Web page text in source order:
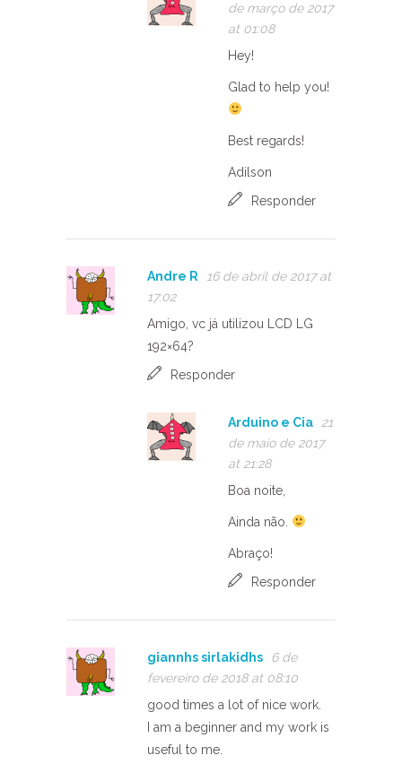
de março de 2017
at 01:08
Hey!
Glad to help you!
Best regards!
Adilson
Responder
Andre R
16 de abril de 2017 at
17:02
Amigo, vc já utilizou LCD LG
192×64?
Responder
Arduino e Cia
21
de maio de 2017
at 21:28
Boa noite,
Ainda não.
Abraço!
Responder
giannhs sirlakidhs
6 de
fevereiro de 2018 at 08:10
good times a lot of nice work.
I am a beginner and my work is
useful to me.